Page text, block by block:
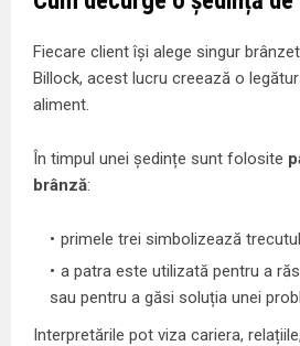
Fiecare client își alege singur
Billock, acest lucru creează o
aliment.
În timpul unei ședințe sunt folosite
brânză:
primele trei simbolizează
a patra este utilizată pentru a
sau pentru a găsi soluția unei
Interpretările pot viza cariera,